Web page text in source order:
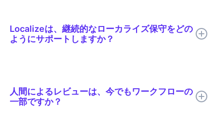
Localizeは、継続的なローカライズ保守をどの
ようにサポートしますか？
す。
人間によるレビューは、今でもワークフローの
一部ですか？